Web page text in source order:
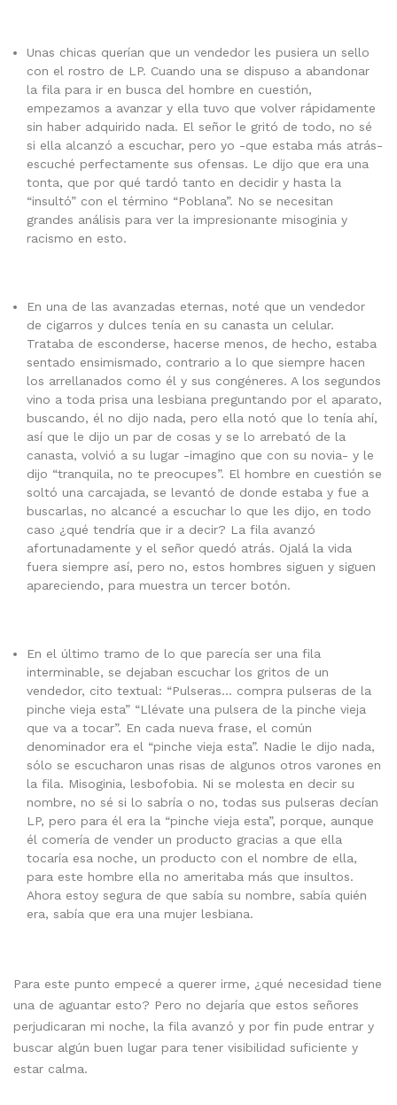
Unas chicas querían que un vendedor les pusiera un sello
con el rostro de LP. Cuando una se dispuso a abandonar
la fila para ir en busca del hombre en cuestión,
empezamos a avanzar y ella tuvo que volver rápidamente
sin haber adquirido nada. El señor le gritó de todo, no sé
si ella alcanzó a escuchar, pero yo -que estaba más atrás-
escuché perfectamente sus ofensas. Le dijo que era una
tonta, que por qué tardó tanto en decidir y hasta la
“insultó” con el término “Poblana”. No se necesitan
grandes análisis para ver la impresionante misoginia y
racismo en esto.
En una de las avanzadas eternas, noté que un vendedor
de cigarros y dulces tenía en su canasta un celular.
Trataba de esconderse, hacerse menos, de hecho, estaba
sentado ensimismado, contrario a lo que siempre hacen
los arrellanados como él y sus congéneres. A los segundos
vino a toda prisa una lesbiana preguntando por el aparato,
buscando, él no dijo nada, pero ella notó que lo tenía ahí,
así que le dijo un par de cosas y se lo arrebató de la
canasta, volvió a su lugar -imagino que con su novia- y le
dijo “tranquila, no te preocupes”. El hombre en cuestión se
soltó una carcajada, se levantó de donde estaba y fue a
buscarlas, no alcancé a escuchar lo que les dijo, en todo
caso ¿qué tendría que ir a decir? La fila avanzó
afortunadamente y el señor quedó atrás. Ojalá la vida
fuera siempre así, pero no, estos hombres siguen y siguen
apareciendo, para muestra un tercer botón.
En el último tramo de lo que parecía ser una fila
interminable, se dejaban escuchar los gritos de un
vendedor, cito textual: “Pulseras… compra pulseras de la
pinche vieja esta” “Llévate una pulsera de la pinche vieja
que va a tocar”. En cada nueva frase, el común
denominador era el “pinche vieja esta”. Nadie le dijo nada,
sólo se escucharon unas risas de algunos otros varones en
la fila. Misoginia, lesbofobia. Ni se molesta en decir su
nombre, no sé si lo sabría o no, todas sus pulseras decían
LP, pero para él era la “pinche vieja esta”, porque, aunque
él comería de vender un producto gracias a que ella
tocaría esa noche, un producto con el nombre de ella,
para este hombre ella no ameritaba más que insultos.
Ahora estoy segura de que sabía su nombre, sabía quién
era, sabía que era una mujer lesbiana.
Para este punto empecé a querer irme, ¿qué necesidad tiene
una de aguantar esto? Pero no dejaría que estos señores
perjudicaran mi noche, la fila avanzó y por fin pude entrar y
buscar algún buen lugar para tener visibilidad suficiente y
estar calma.